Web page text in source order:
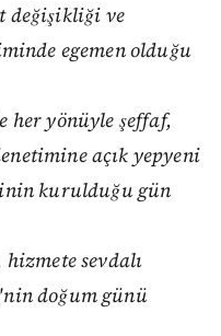
değişikliği ve
egemen olduğu
her yönüyle şeffaf,
açık yepyeni
kurulduğu gün
sevdalı
doğum günü